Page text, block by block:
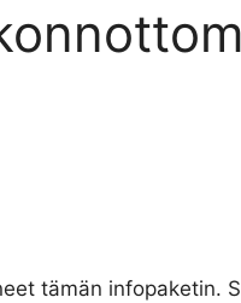
tämän infopaketin.